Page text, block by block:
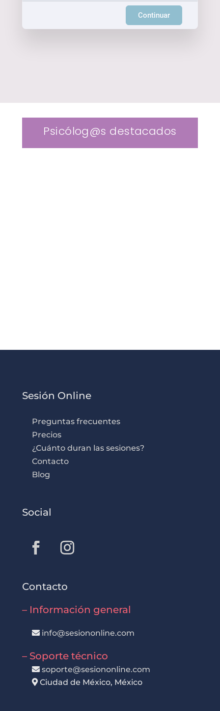
Continuar
Psicólog@s destacados
Sesión Online
Preguntas frecuentes
Precios
¿Cuánto duran las sesiones?
Contacto
Blog
Social
Contacto
– Información general
info@sesiononline.com
– Soporte técnico
soporte@sesiononline.com
Ciudad de México, México